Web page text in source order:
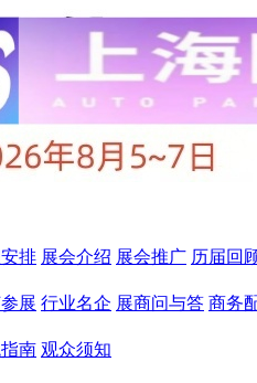
排 展会介绍 展会推广 历届回
展 行业名企 展商问与答 商务
南 观众须知